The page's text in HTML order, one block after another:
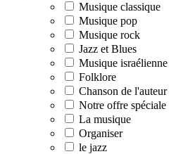
Musique classique
Musique pop
Musique rock
Jazz et Blues
Musique israélienne
Folklore
Chanson de l'auteur
Notre offre spéciale
La musique
Organiser
le jazz